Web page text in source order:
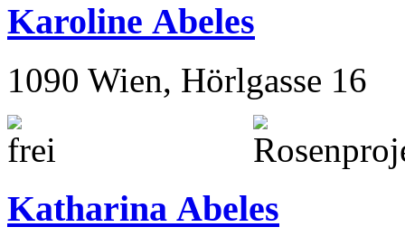
Karoline Abeles
1090 Wien, Hörlgasse 16
Katharina Abeles